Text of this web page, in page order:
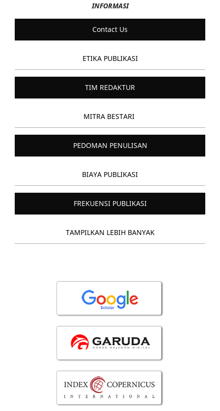
INFORMASI
Contact Us
ETIKA PUBLIKASI
TIM REDAKTUR
MITRA BESTARI
PEDOMAN PENULISAN
BIAYA PUBLIKASI
FREKUENSI PUBLIKASI
TAMPILKAN LEBIH BANYAK